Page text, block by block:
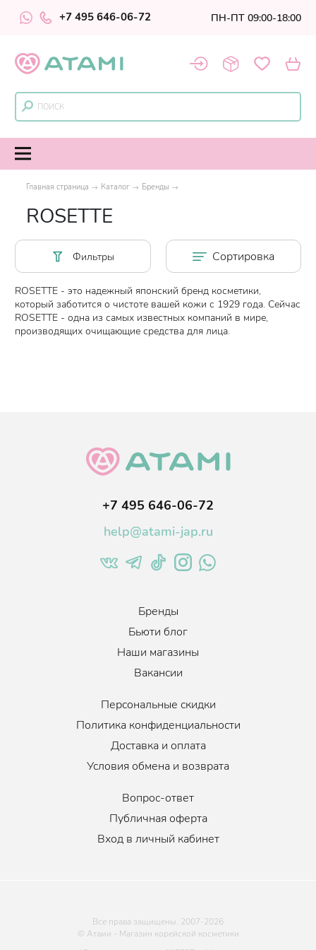
+7 495 646-06-72 ПН-ПТ 09:00-18:00
Главная страница Каталог Бренды
ROSETTE
Фильтры Сортировка
ROSETTE - это надежный японский бренд косметики,
который заботится о чистоте вашей кожи с 1929 года. Сейчас
ROSETTE - одна из самых известных компаний в мире,
производящих очищающие средства для лица.
+7 495 646-06-72
help@atami-jap.ru
Бренды
Бьюти блог
Наши магазины
Вакансии
Персональные скидки
Политика конфиденциальности
Доставка и оплата
Условия обмена и возврата
Вопрос-ответ
Публичная оферта
Вход в личный кабинет
Все права защищены. 2007-2026
© Атами - Магазин корейской косметики